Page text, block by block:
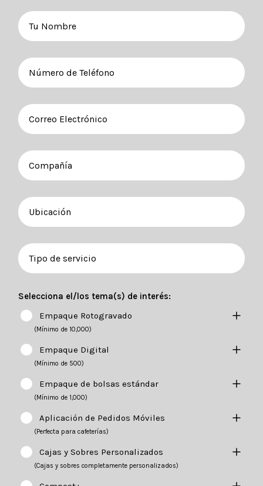
Selecciona el/los tema(s) de interés:
Empaque Rotogravado
(Mínimo de 10,000)
Empaque Digital
(Mínimo de 500)
Empaque de bolsas estándar
(Mínimo de 1,000)
Aplicación de Pedidos Móviles
(Perfecta para cafeterías)
Cajas y Sobres Personalizados
(Cajas y sobres completamente personalizados)